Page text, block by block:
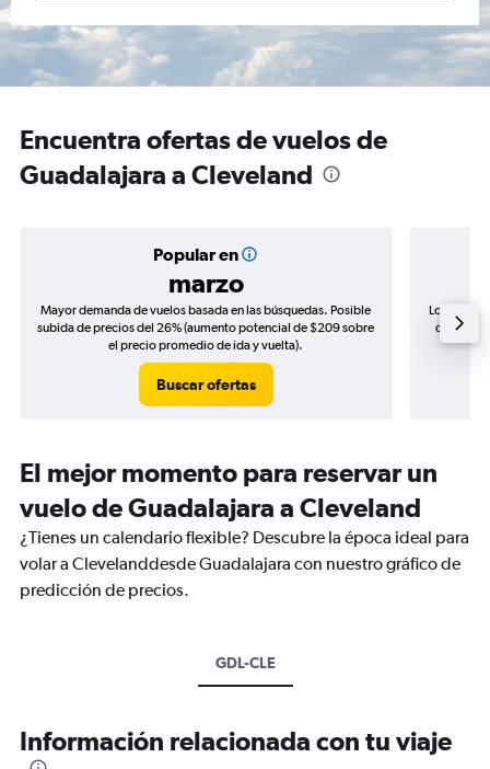
Encuentra ofertas de vuelos de
Guadalajara a Cleveland
Popular en
marzo
Mayor demanda de vuelos basada en las búsquedas. Posible
subida de precios del 26% (aumento potencial de $209 sobre
el precio promedio de ida y vuelta).
Buscar ofertas
Los
de
El mejor momento para reservar un
vuelo de Guadalajara a Cleveland
¿Tienes un calendario flexible? Descubre la época ideal para
volar a Clevelanddesde Guadalajara con nuestro gráfico de
predicción de precios.
GDL-CLE
Información relacionada con tu viaje